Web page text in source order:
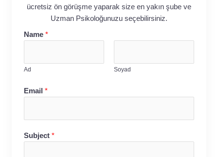
ücretsiz ön görüşme yaparak size en yakın şube ve
Uzman Psikoloğunuzu seçebilirsiniz.
Name *
Ad Soyad
Email *
Subject *